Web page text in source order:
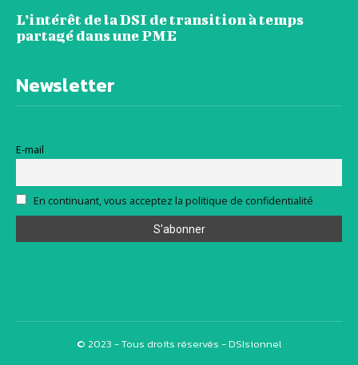
L’intérêt de la DSI de transition à temps
partagé dans une PME
Newsletter
E-mail
En continuant, vous acceptez la politique de confidentialité
© 2023 - Tous droits réservés - DSIsionnel